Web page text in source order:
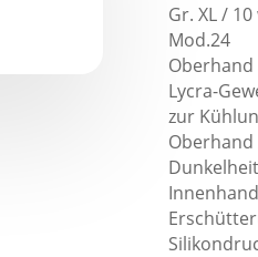
Gr. XL /
Mod.24
Lycra-
zur